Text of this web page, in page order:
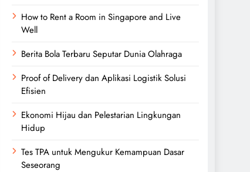
How to Rent a Room in Singapore and Live
Well
Berita Bola Terbaru Seputar Dunia Olahraga
Proof of Delivery dan Aplikasi Logistik Solusi
Efisien
Ekonomi Hijau dan Pelestarian Lingkungan
Hidup
Tes TPA untuk Mengukur Kemampuan Dasar
Seseorang